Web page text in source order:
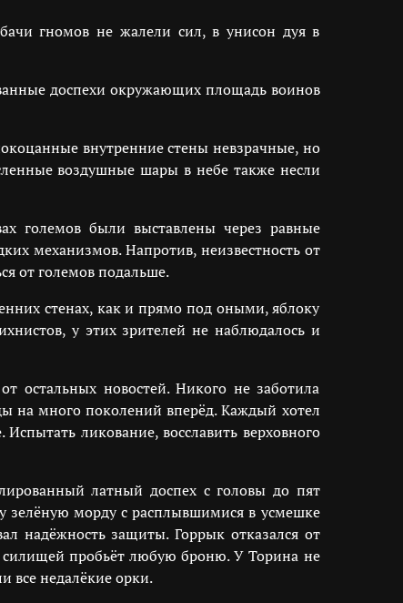
гномов не жалели сил, в унисон дуя в
доспехи окружающих площадь воинов
внутренние стены невзрачные, но
воздушные шары в небе также несли
големов были выставлены через равные
механизмов. Напротив, неизвестность от
от големов подальше.
стенах, как и прямо под оными, яблоку
у этих зрителей не наблюдалось и
остальных новостей. Никого не заботила
на много поколений вперёд. Каждый хотел
ликование, восславить верховного
латный доспех с головы до пят
зелёную морду с расплывшимися в усмешке
надёжность защиты. Горрык отказался от
силищей пробьёт любую броню. У Торина не
все недалёкие орки.